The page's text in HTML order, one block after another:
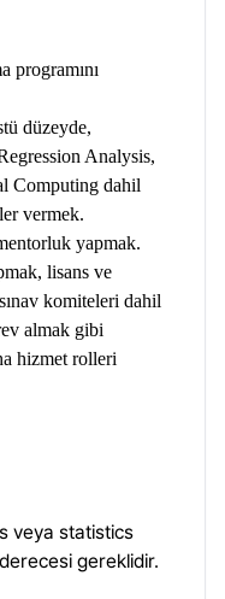
programını
düzeyde,
Analysis,
Computing dahil
vermek.
yapmak.
lisans ve
komiteleri dahil
almak gibi
hizmet rolleri
veya statistics
gereklidir.